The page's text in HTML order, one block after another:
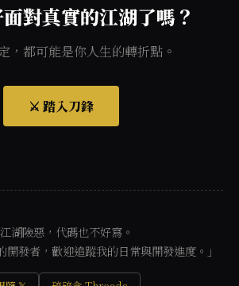
對真實的江湖了嗎？
，都可能是你人生的轉折點。
⚔️ 踏入刀鋒
江湖險惡，代碼也不好寫。
開發者，歡迎追蹤我的日常與開發進度。」